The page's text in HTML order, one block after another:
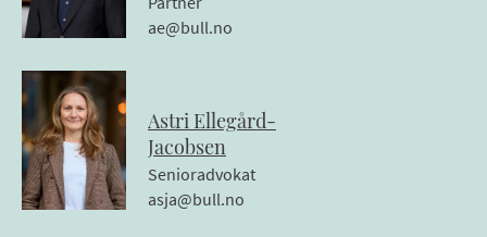
ae@bull.no
Astri Ellegård-
Jacobsen
Senioradvokat
asja@bull.no